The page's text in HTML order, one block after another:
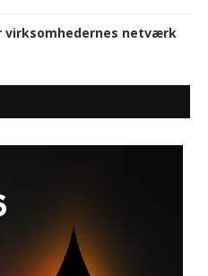
virksomhedernes netværk